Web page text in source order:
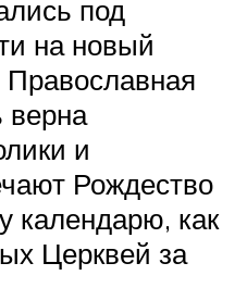
под
на новый
Православная
верна
и
Рождество
календарю, как
Церквей за